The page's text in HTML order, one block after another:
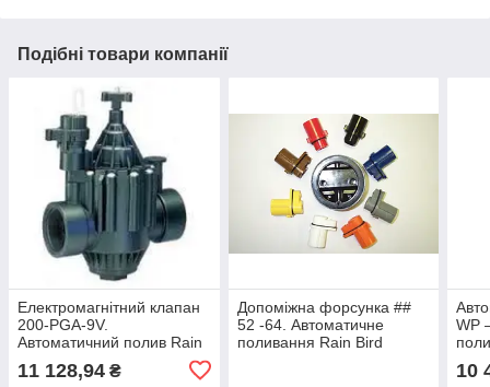
Подібні товари компанії
Електромагнітний клапан
200-PGA-9V.
Автоматичний полив Rain
11 128,94 ₴
Допоміжна форсунка ##
52 -64. Автоматичне
поливання Rain Bird
WP
10